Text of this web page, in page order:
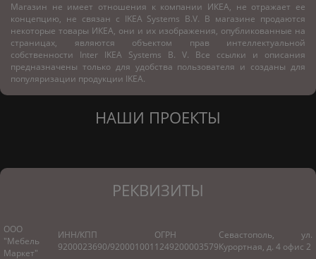
Магазин не имеет отношения к компании ИКЕА, не отражает ее
концепцию, не связан с IKEA Systems B.V. В магазине продаются
некоторые товары ИКЕА, они и их изображения, опубликованные на
страницах, являются объектом прав интеллектуальной
собственности Inter IKEA Systems B. V. Все ссылки и описания
предназначены только для удобства пользователя и созданы для
популяризации продукции IKEA.
НАШИ ПРОЕКТЫ
РЕКВИЗИТЫ
ООО
"Мебель
Маркет"
ИНН/КПП
9200023690/920001001
ОГРН
1249200003579
Севастополь, ул.
Курортная, д. 4 офис 2